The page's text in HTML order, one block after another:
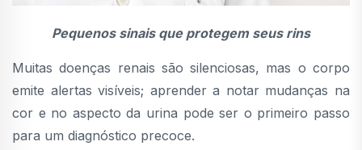
Pequenos sinais que protegem seus rins
Muitas doenças renais são silenciosas, mas o corpo
emite alertas visíveis; aprender a notar mudanças na
cor e no aspecto da urina pode ser o primeiro passo
para um diagnóstico precoce.